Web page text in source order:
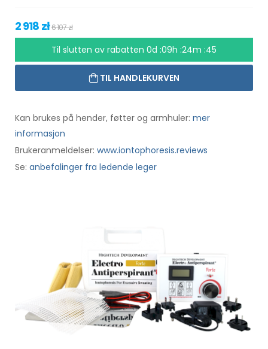
2 918 zł6 107 zł
Til slutten av rabatten 0d :09h :24m :44
TIL HANDLEKURVEN
Kan brukes på hender, føtter og armhuler: mer
informasjon
Brukeranmeldelser: www.iontophoresis.reviews
Se: anbefalinger fra ledende leger